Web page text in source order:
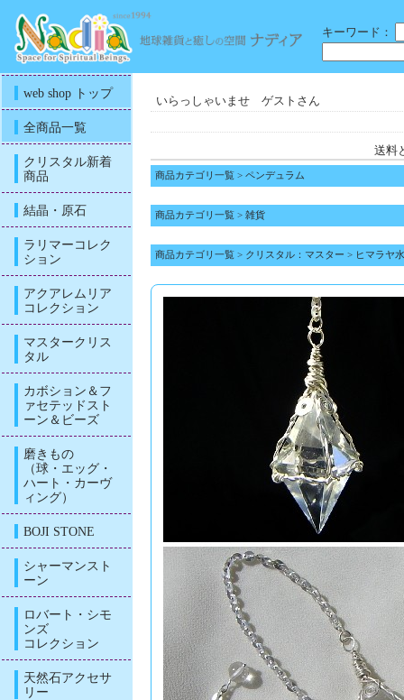
キーワード：
web shop トップ
全商品一覧
クリスタル新着
商品
結晶・原石
ラリマーコレク
ション
アクアレムリア
コレクション
マスタークリス
タル
カボション＆フ
ァセテッドスト
ーン＆ビーズ
磨きもの
（球・エッグ・
ハート・カーヴ
ィング）
BOJI STONE
シャーマンスト
ーン
ロバート・シモ
ンズ
コレクション
天然石アクセサ
リー
いらっしゃいませ ゲストさん
送料
商品カテゴリ一覧 > ペンデュラム
商品カテゴリ一覧 > 雑貨
商品カテゴリ一覧 > クリスタル：マスター > ヒマラヤ